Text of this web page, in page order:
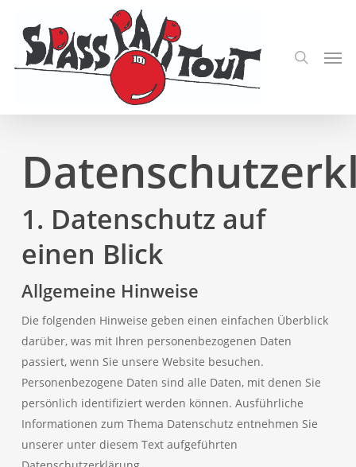
content
1. Datenschutz auf
einen Blick
Allgemeine Hinweise
Die folgenden Hinweise geben einen einfachen Überblick
darüber, was mit Ihren personenbezogenen Daten
passiert, wenn Sie unsere Website besuchen.
Personenbezogene Daten sind alle Daten, mit denen Sie
persönlich identifiziert werden können. Ausführliche
Informationen zum Thema Datenschutz entnehmen Sie
unserer unter diesem Text aufgeführten